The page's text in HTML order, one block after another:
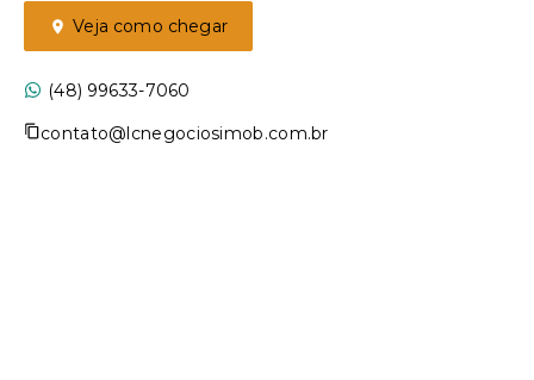
Veja como chegar
(48) 99633-7060
contato@lcnegociosimob.com.br